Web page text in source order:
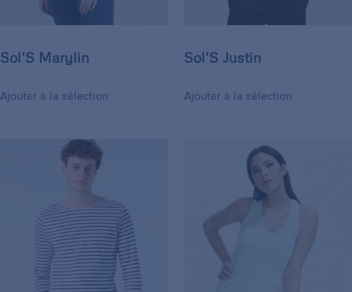
Sol’S Marylin
Ajouter à la sélection
Sol’S Justin
Ajouter à la sélection